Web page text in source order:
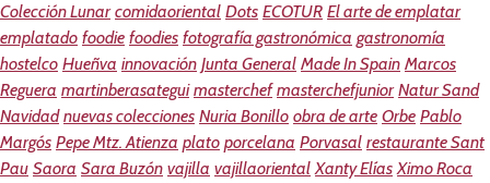
Colección Lunar comidaoriental Dots ECOTUR El arte de emplatar
emplatado foodie foodies fotografía gastronómica gastronomía
hostelco Hueñva innovación Junta General Made In Spain Marcos
Reguera martinberasategui masterchef masterchefjunior Natur Sand
Navidad nuevas colecciones Nuria Bonillo obra de arte Orbe Pablo
Margós Pepe Mtz. Atienza plato porcelana Porvasal restaurante Sant
Pau Saora Sara Buzón vajilla vajillaoriental Xanty Elías Ximo Roca